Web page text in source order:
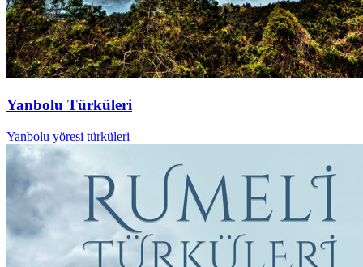
Yanbolu Türküleri
Yanbolu yöresi türküleri